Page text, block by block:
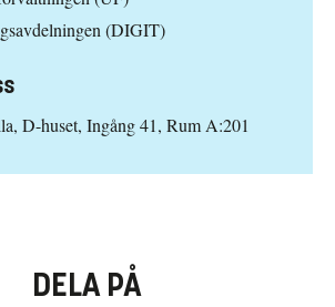
(DIGIT)
D-huset, Ingång 41, Rum A:201
DELA PÅ